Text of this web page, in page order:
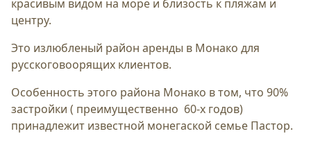
красивым видом на море и близость к пляжам и
центру.
Это излюбленый район аренды в Монако для
русскоговоорящих клиентов.
Особенность этого района Монако в том, что 90%
застройки ( преимущественно 60-х годов)
принадлежит известной монегаской семье Пастор.